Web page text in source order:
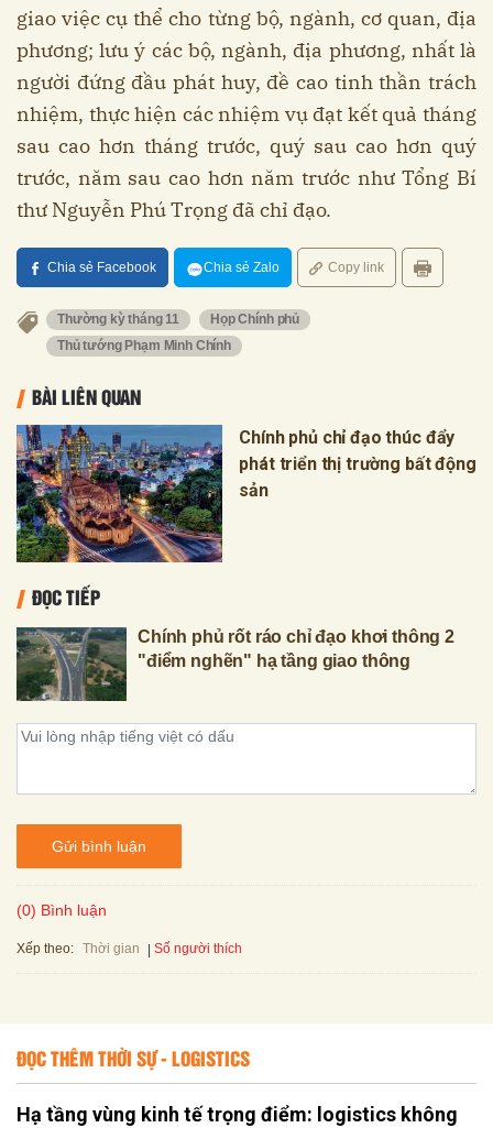
giao việc cụ thể cho từng bộ, ngành, cơ quan, địa
phương; lưu ý các bộ, ngành, địa phương, nhất là
người đứng đầu phát huy, đề cao tinh thần trách
nhiệm, thực hiện các nhiệm vụ đạt kết quả tháng
sau cao hơn tháng trước, quý sau cao hơn quý
trước, năm sau cao hơn năm trước như Tổng Bí
thư Nguyễn Phú Trọng đã chỉ đạo.
Chia sẻ Facebook Chia sẻ Zalo Copy link
Thường kỳ tháng 11
Họp Chính phủ
Thủ tướng Phạm Minh Chính
BÀI LIÊN QUAN
Chính phủ chỉ đạo thúc đẩy
phát triển thị trường bất động
sản
ĐỌC TIẾP
Chính phủ rốt ráo chỉ đạo khơi thông 2
"điểm nghẽn" hạ tầng giao thông
Gửi bình luận
(0) Bình luận
Xếp theo: Thời gian Số người thích
ĐỌC THÊM THỜI SỰ - LOGISTICS
Hạ tầng vùng kinh tế trọng điểm: logistics không